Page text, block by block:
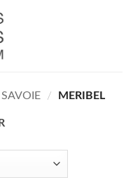
SAVOIE / MERIBEL